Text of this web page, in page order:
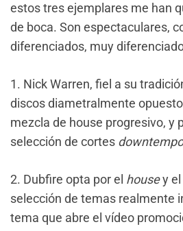
estos tres ejemplares me han
de boca. Son espectaculares,
diferenciados, muy
1. Nick Warren, fiel a su
discos diametralmente
mezcla de house progresivo, y
selección de cortes downtempo
2. Dubfire opta por el housey el
selección de temas realmente
tema que abre el vídeo